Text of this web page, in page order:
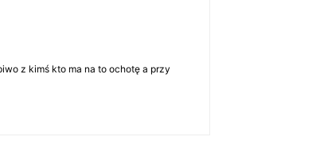
z kimś kto ma na to ochotę a przy